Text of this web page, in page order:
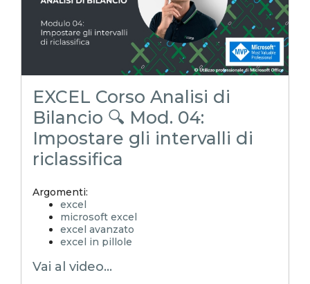
analisi di bilancio
rendiconto finanziario
indici di bilancio
corso analisi di bilancio
EXCEL Corso Analisi di
Bilancio 🔍 Mod. 04:
Impostare gli intervalli di
riclassifica
Argomenti:
excel
microsoft excel
excel avanzato
excel in pillole
EXCELtrucchiesegreti
Vai al video...